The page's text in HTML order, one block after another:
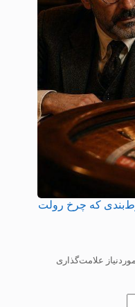
که چرخ رولت
علامت‌گذاری